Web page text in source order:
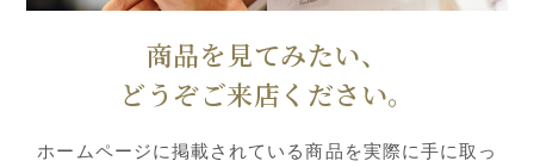
商品を見てみたい、
どうぞご来店ください。
ホームページに掲載されている商品を実際に手に取っ